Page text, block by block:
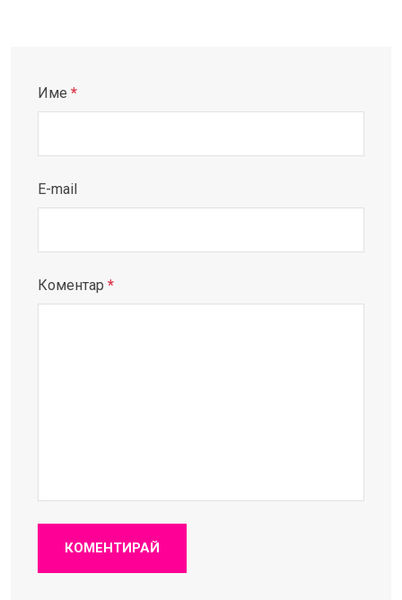
Име *
E-mail
Коментар *
КОМЕНТИРАЙ